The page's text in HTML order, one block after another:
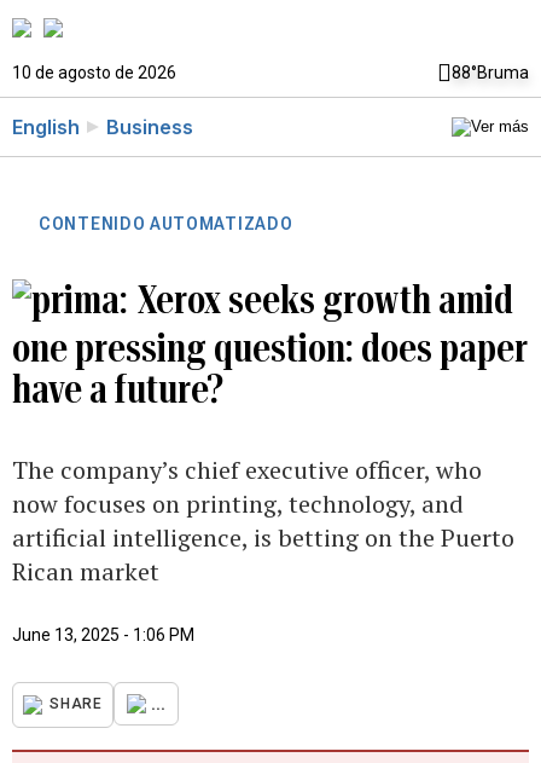
10 de agosto de 2026 88°Bruma
English Business
CONTENIDO AUTOMATIZADO
Xerox seeks growth amid
one pressing question: does paper
have a future?
The company’s chief executive officer, who
now focuses on printing, technology, and
artificial intelligence, is betting on the Puerto
Rican market
June 13, 2025 - 1:06 PM
SHARE ...